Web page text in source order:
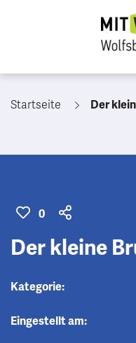
Startseite Der
0
Der kleine
Kategorie:
Eingestellt am: